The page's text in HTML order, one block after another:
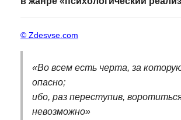
© Zdesvse.com
«Во всем есть черта, за
опасно;
ибо, раз переступив,
невозможно»